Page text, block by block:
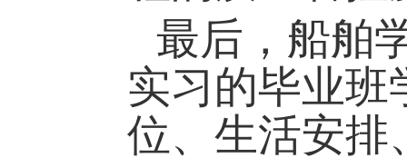
最后，船舶
实习的毕业班
位、生活安排